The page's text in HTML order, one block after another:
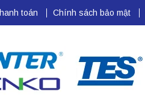
toán Chính sách bảo mật